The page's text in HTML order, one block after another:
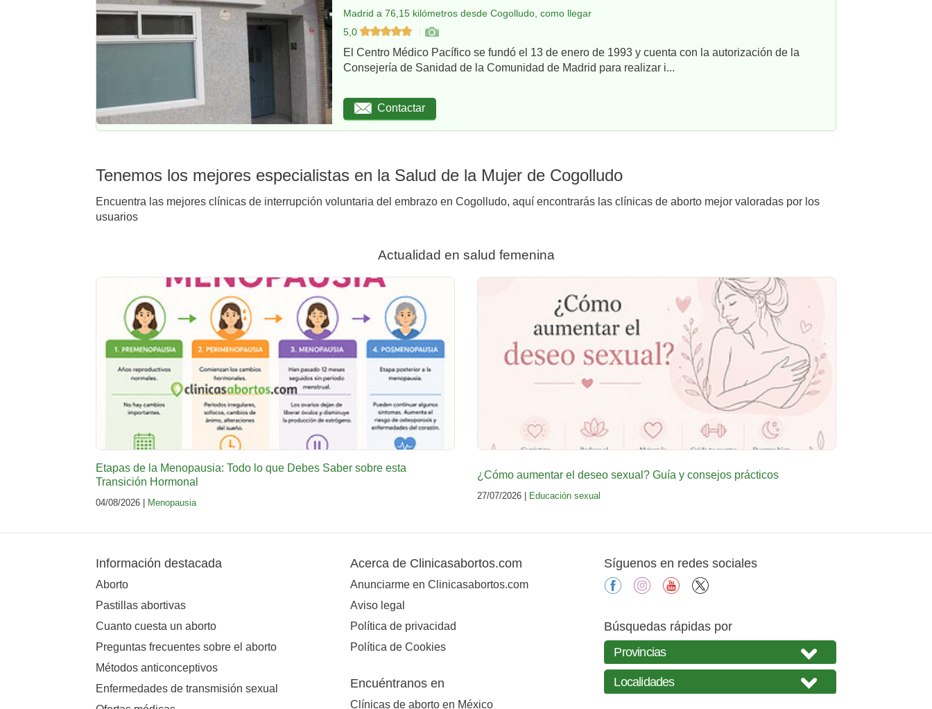
Madrid a 76,15 kilómetros desde Cogolludo, como llegar
5,0
El Centro Médico Pacífico se fundó el 13 de enero de 1993 y cuenta con la autorización de la
Consejería de Sanidad de la Comunidad de Madrid para realizar i...
Contactar
Tenemos los mejores especialistas en la Salud de la Mujer de Cogolludo
Encuentra las mejores clínicas de interrupción voluntaria del embrazo en Cogolludo, aquí encontrarás las clínicas de aborto mejor valoradas por los
usuarios
Actualidad en salud femenina
Etapas de la Menopausia: Todo lo que Debes Saber sobre esta
Transición Hormonal
04/08/2026 | Menopausia
¿Cómo aumentar el deseo sexual? Guía y consejos prácticos
27/07/2026 | Educación sexual
Información destacada
Aborto
Pastillas abortivas
Cuanto cuesta un aborto
Preguntas frecuentes sobre el aborto
Métodos anticonceptivos
Enfermedades de transmisión sexual
Acerca de Clinicasabortos.com
Anunciarme en Clinicasabortos.com
Aviso legal
Política de privacidad
Política de Cookies
Encuéntranos en
Clínicas de aborto en México
Síguenos en redes sociales
facebookinstagramyoutube
Búsquedas rápidas por